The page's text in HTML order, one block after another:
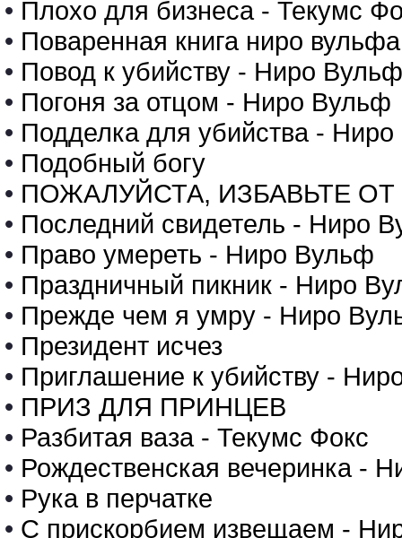
• Плохо для бизнеса - Текумс
• Поваренная книга ниро вульфа
• Повод к убийству - Ниро Вульф
• Погоня за отцом - Ниро Вульф
• Подделка для убийства -
• Подобный богу
• ПОЖАЛУЙСТА, ИЗБАВЬТЕ ОТ
• Последний свидетель - Ниро
• Право умереть - Ниро Вульф
• Праздничный пикник - Ниро
• Прежде чем я умру - Ниро
• Президент исчез
• Приглашение к убийству -
• ПРИЗ ДЛЯ ПРИНЦЕВ
• Разбитая ваза - Текумс Фокс
• Рождественская вечеринка -
• Рука в перчатке
• С прискорбием извещаем -